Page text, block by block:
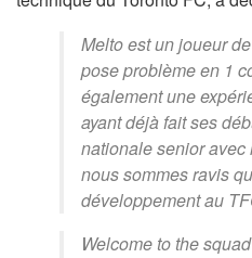
Melto est un joueur
pose problème en 1
également une
ayant déjà fait ses
nationale senior
nous sommes ravis
développement au
Welcome to the squad